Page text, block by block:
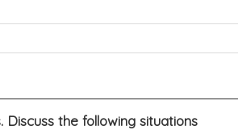
Discuss the following situations